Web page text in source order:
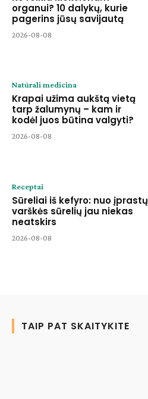
organui? 10 dalykų, kurie
pagerins jūsų savijautą
2026-08-08
Natūrali medicina
Krapai užima aukštą vietą
tarp žalumynų – kam ir
kodėl juos būtina valgyti?
2026-08-08
Receptai
Sūreliai iš kefyro: nuo įprastų
varškės sūrelių jau niekas
neatskirs
2026-08-08
TAIP PAT SKAITYKITE